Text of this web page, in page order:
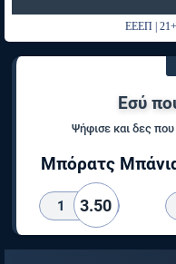
ΕΕΕΠ |
Εσύ
Ψήφισε και δες
Μπόρατς
1 3.50